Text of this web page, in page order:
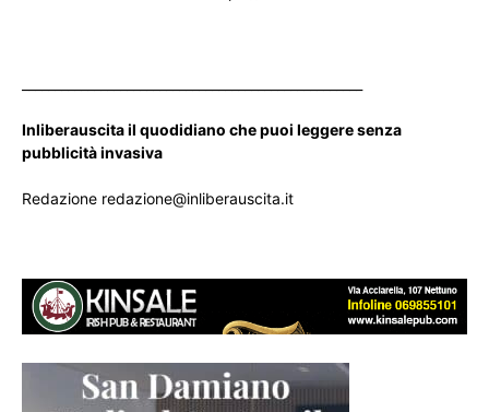
Inliberauscita il quodidiano che puoi leggere senza
pubblicità invasiva
Redazione redazione@inliberauscita.it